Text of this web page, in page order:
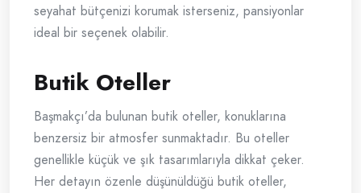
seyahat bütçenizi korumak isterseniz, pansiyonlar
ideal bir seçenek olabilir.
Butik Oteller
Başmakçı’da bulunan butik oteller, konuklarına
benzersiz bir atmosfer sunmaktadır. Bu oteller
genellikle küçük ve şık tasarımlarıyla dikkat çeker.
Her detayın özenle düşünüldüğü butik oteller,